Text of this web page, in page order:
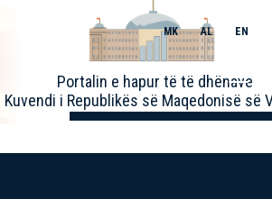
Portalin e hapur të të dhënave
Kuvendi i Republikës së Maqedonisë së
MK AL EN
Toggle